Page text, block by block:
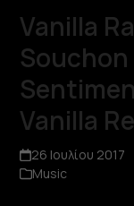
Vanilla
Souchon
Vanilla
26 Ιουλίου 2017
Music